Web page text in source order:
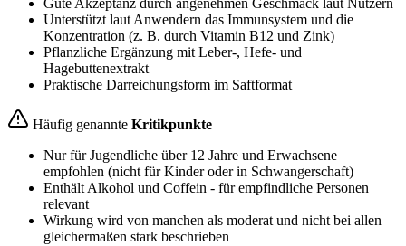
Gute Akzeptanz durch angenehmen Geschmack laut Nutzern
Unterstützt laut Anwendern das Immunsystem und die
Konzentration (z. B. durch Vitamin B12 und Zink)
Pflanzliche Ergänzung mit Leber-, Hefe- und
Hagebuttenextrakt
Praktische Darreichungsform im Saftformat
Häufig genannte Kritikpunkte
Nur für Jugendliche über 12 Jahre und Erwachsene
empfohlen (nicht für Kinder oder in Schwangerschaft)
Enthält Alkohol und Coffein - für empfindliche Personen
relevant
Wirkung wird von manchen als moderat und nicht bei allen
gleichermaßen stark beschrieben